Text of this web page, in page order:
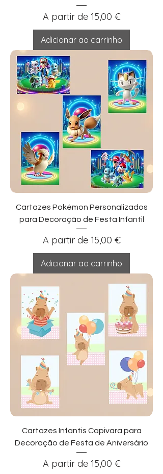
A partir de 15,00 €
Preço promocional
Adicionar ao carrinho
Cartazes Pokémon Personalizados
para Decoração de Festa Infantil
A partir de 15,00 €
Preço promocional
Adicionar ao carrinho
Cartazes Infantis Capivara para
Decoração de Festa de Aniversário
A partir de 15,00 €
Preço promocional